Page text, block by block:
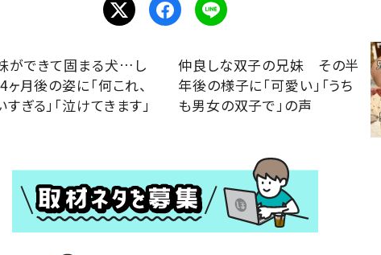
ができて固まる犬…し
ヶ月後の姿に「何これ、
ぎる」「泣けてきます」
仲良しな双子の兄妹 その半
年後の様子に「可愛い」「うち
も男女の双子で」の声